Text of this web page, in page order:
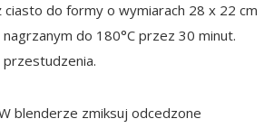
ciasto do formy o wymiarach 28 x 22 cm
do 180°C przez 30 minut.
blenderze zmiksuj odcedzone